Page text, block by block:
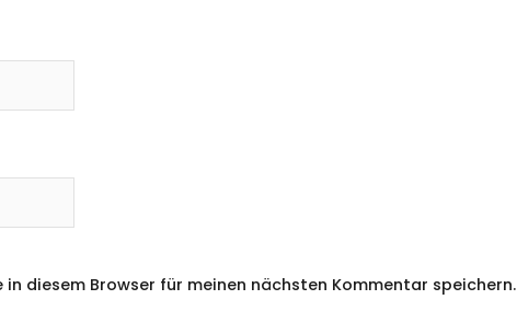
diesem Browser für meinen nächsten Kommentar speichern.